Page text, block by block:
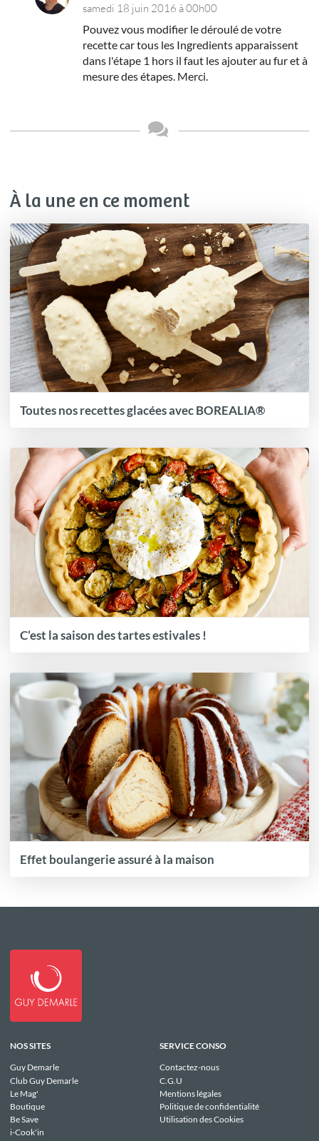
samedi 18 juin 2016 à 00h00
Pouvez vous modifier le déroulé de votre
recette car tous les Ingredients apparaissent
dans l'étape 1 hors il faut les ajouter au fur et à
mesure des étapes. Merci.
À la une en ce moment
Toutes nos recettes glacées avec BOREALIA®
C’est la saison des tartes estivales !
Effet boulangerie assuré à la maison
NOS SITES
Guy Demarle
Club Guy Demarle
Le Mag'
Boutique
Be Save
i-Cook'in
SERVICE CONSO
Contactez-nous
C.G.U
Mentions légales
Politique de confidentialité
Utilisation des Cookies